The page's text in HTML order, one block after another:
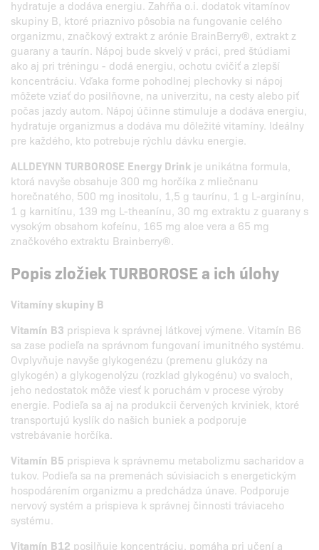
hydratuje a dodáva energiu. Zahŕňa o.i. dodatok vitamínov
skupiny B, ktoré priaznivo pôsobia na fungovanie celého
organizmu, značkový extrakt z arónie BrainBerry®, extrakt z
guarany a taurín. Nápoj bude skvelý v práci, pred štúdiami
ako aj pri tréningu - dodá energiu, ochotu cvičiť a zlepší
koncentráciu. Vďaka forme pohodlnej plechovky si nápoj
môžete vziať do posilňovne, na univerzitu, na cesty alebo piť
počas jazdy autom. Nápoj účinne stimuluje a dodáva energiu,
hydratuje organizmus a dodáva mu dôležité vitamíny. Ideálny
pre každého, kto potrebuje rýchlu dávku energie.
ALLDEYNN TURBOROSE Energy Drink je unikátna formula,
ktorá navyše obsahuje 300 mg horčíka z mliečnanu
horečnatého, 500 mg inositolu, 1,5 g taurínu, 1 g L-arginínu,
1 g karnitínu, 139 mg L-theanínu, 30 mg extraktu z guarany s
vysokým obsahom kofeínu, 165 mg aloe vera a 65 mg
značkového extraktu Brainberry®.
Popis zložiek TURBOROSE a ich úlohy
Vitamíny skupiny B
Vitamín B3 prispieva k správnej látkovej výmene. Vitamín B6
sa zase podieľa na správnom fungovaní imunitného systému.
Ovplyvňuje navyše glykogenézu (premenu glukózy na
glykogén) a glykogenolýzu (rozklad glykogénu) vo svaloch,
jeho nedostatok môže viesť k poruchám v procese výroby
energie. Podieľa sa aj na produkcii červených krviniek, ktoré
transportujú kyslík do našich buniek a podporuje
vstrebávanie horčíka.
Vitamín B5 prispieva k správnemu metabolizmu sacharidov a
tukov. Podieľa sa na premenách súvisiacich s energetickým
hospodárením organizmu a predchádza únave. Podporuje
nervový systém a prispieva k správnej činnosti tráviaceho
systému.
Vitamín B12 posilňuje koncentráciu, pomáha pri učení a